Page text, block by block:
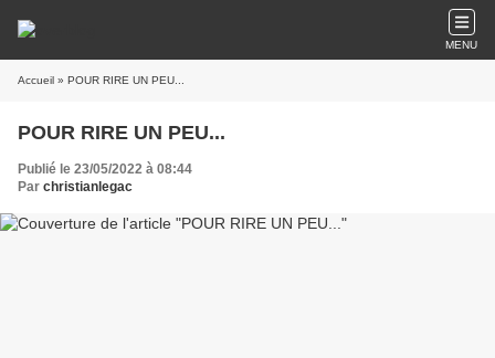
MENU
Accueil » POUR RIRE UN PEU...
POUR RIRE UN PEU...
Publié le 23/05/2022 à 08:44
Par christianlegac